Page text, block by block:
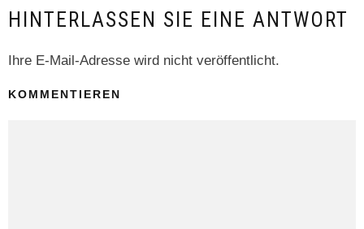
HINTERLASSEN SIE EINE ANTWORT
Ihre E-Mail-Adresse wird nicht veröffentlicht.
KOMMENTIEREN